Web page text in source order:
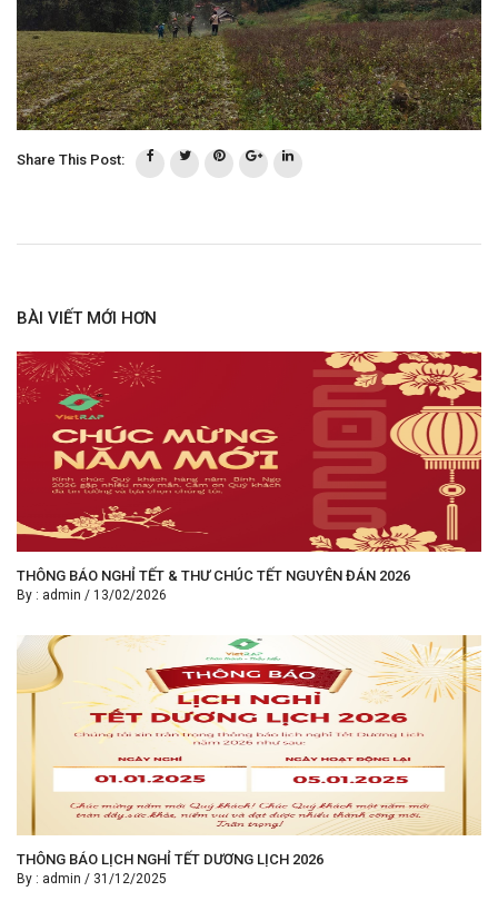
Share This Post:
BÀI VIẾT MỚI HƠN
THÔNG BÁO NGHỈ TẾT & THƯ CHÚC TẾT NGUYÊN ĐÁN 2026
By : admin / 13/02/2026
THÔNG BÁO LỊCH NGHỈ TẾT DƯƠNG LỊCH 2026
By : admin / 31/12/2025